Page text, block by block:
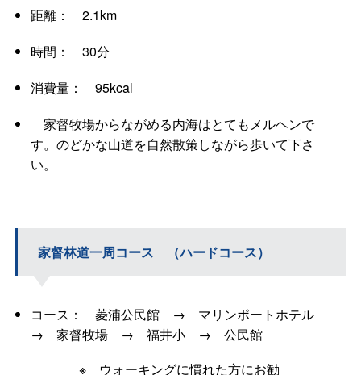
距離： 2.1km
時間： 30分
消費量： 95kcal
家督牧場からながめる内海はとてもメルヘンで
す。のどかな山道を自然散策しながら歩いて下さ
い。
家督林道一周コース （ハードコース）
コース： 菱浦公民館 → マリンポートホテル
→ 家督牧場 → 福井小 → 公民館
※ ウォーキングに慣れた方にお勧